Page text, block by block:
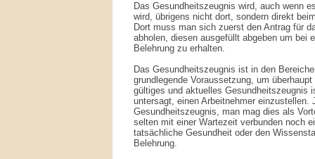
Das Gesundheitszeugnis wird, auch wenn
wird, übrigens nicht dort, sondern direkt
Dort muss man sich zuerst den Antrag für
abholen, diesen ausgefüllt abgeben um bei
Belehrung zu erhalten.
Das Gesundheitszeugnis ist in den
grundlegende Voraussetzung, um
gültiges und aktuelles Gesundheitszeugnis
untersagt, einen Arbeitnehmer einzustellen.
Gesundheitszeugnis, man mag dies als
selten mit einer Wartezeit verbunden noch
tatsächliche Gesundheit oder den
Belehrung.